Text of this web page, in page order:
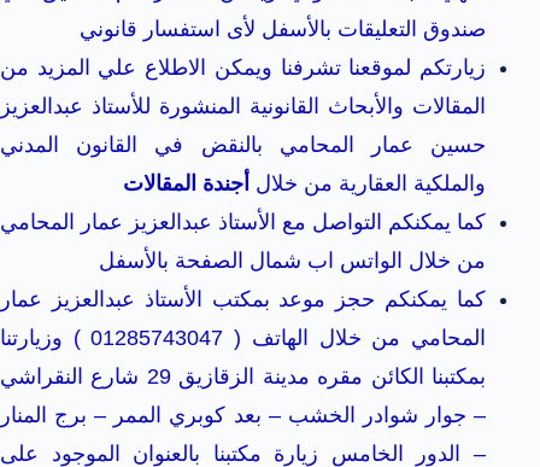
صندوق التعليقات بالأسفل لأى استفسار قانوني
زيارتكم لموقعنا تشرفنا ويمكن الاطلاع علي المزيد من
المقالات والأبحاث القانونية المنشورة للأستاذ عبدالعزيز
حسين عمار المحامي بالنقض في القانون المدني
والملكية العقارية من خلال أجندة المقالات
كما يمكنكم التواصل مع الأستاذ عبدالعزيز عمار المحامي
من خلال الواتس اب شمال الصفحة بالأسفل
كما يمكنكم حجز موعد بمكتب الأستاذ عبدالعزيز عمار
المحامي من خلال الهاتف ( 01285743047 ) وزيارتنا
بمكتبنا الكائن مقره مدينة الزقازيق 29 شارع النقراشي
– جوار شوادر الخشب – بعد كوبري الممر – برج المنار
– الدور الخامس زيارة مكتبنا بالعنوان الموجود على